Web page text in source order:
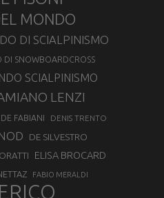
MONDO
DI SCIALPINISMO
SNOWBOARDCROSS
SCIALPINISMO
LENZI
DE FABIANI DENIS TRENTO
DE SILVESTRO
ELISA BROCARD
FABIO MERALDI